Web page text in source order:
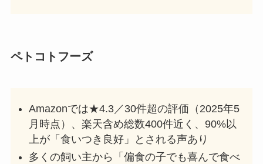
ペトコトフーズ
Amazonでは★4.3／30件超の評価（2025年5
月時点）、楽天含め総数400件近く、90%以
上が「食いつき良好」とされる声あり
多くの飼い主から「偏食の子でも喜んで食べ